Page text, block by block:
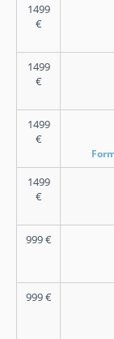
1499
€
1499
€
1499
€
1499
€
999€
999€